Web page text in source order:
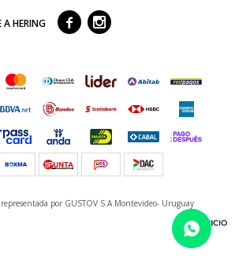
A HERING  
representada por GUSTOV S.A Montevideo- Uruguay